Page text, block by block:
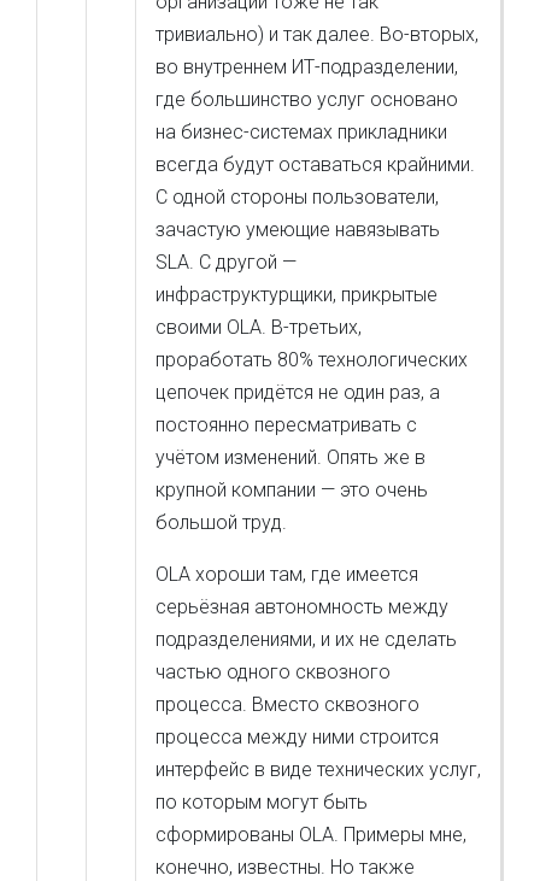
тривиально) и так далее. Во-вторых,
во внутреннем ИТ-подразделении,
где большинство услуг основано
на бизнес-системах прикладники
всегда будут оставаться крайними.
С одной стороны пользователи,
зачастую умеющие навязывать
SLA. С другой —
инфраструктурщики, прикрытые
своими OLA. В-третьих,
проработать 80% технологических
цепочек придётся не один раз, а
постоянно пересматривать с
учётом изменений. Опять же в
крупной компании — это очень
большой труд.
OLA хороши там, где имеется
серьёзная автономность между
подразделениями, и их не сделать
частью одного сквозного
процесса. Вместо сквозного
процесса между ними строится
интерфейс в виде технических услуг,
по которым могут быть
сформированы OLA. Примеры мне,
конечно, известны. Но также